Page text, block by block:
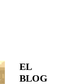
EL
BLOG